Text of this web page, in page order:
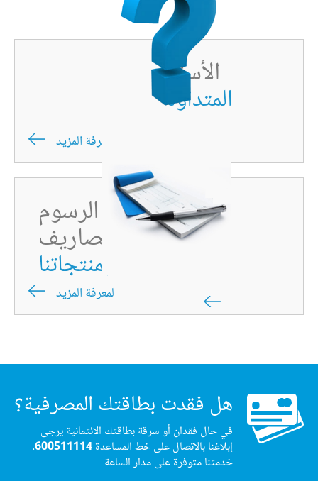
الأسئلة
المتداولة
لمعرفة المزيد
ألقِ نظرة على الرسوم
والمصاريف
الخاصة بمنتجاتنا
لمعرفة المزيد
هل فقدت بطاقتك المصرفية؟
في حال فقدان أو سرقة بطاقتك الائتمانية يرجى
إبلاغنا بالاتصال على خط المساعدة600511114،
خدمتنا متوفرة على مدار الساعة